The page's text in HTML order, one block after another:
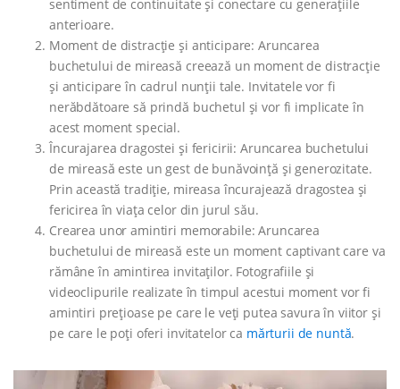
sentiment de continuitate și conectare cu generațiile
anterioare.
Moment de distracție și anticipare: Aruncarea
buchetului de mireasă creează un moment de distracție
și anticipare în cadrul nunții tale. Invitatele vor fi
nerăbdătoare să prindă buchetul și vor fi implicate în
acest moment special.
Încurajarea dragostei și fericirii: Aruncarea buchetului
de mireasă este un gest de bunăvoință și generozitate.
Prin această tradiție, mireasa încurajează dragostea și
fericirea în viața celor din jurul său.
Crearea unor amintiri memorabile: Aruncarea
buchetului de mireasă este un moment captivant care va
rămâne în amintirea invitaților. Fotografiile și
videoclipurile realizate în timpul acestui moment vor fi
amintiri prețioase pe care le veți putea savura în viitor și
pe care le poți oferi invitatelor ca mărturii de nuntă.